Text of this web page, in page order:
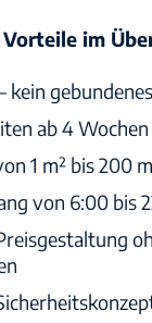
im
kein
ab 4 Wochen
1 m² bis 200
von 6:00 bis